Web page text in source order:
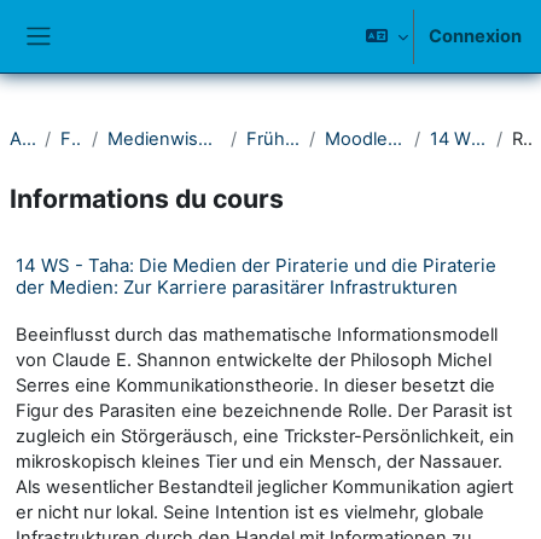
Connexion
Accueil Fakultät I Medienwissenschaftliches Seminar Frühere Semester Moodle-Kurse 2011-2015 14 Wintersemester Résumé
Informations du cours
14 WS - Taha: Die Medien der Piraterie und die Piraterie
der Medien: Zur Karriere parasitärer Infrastrukturen
Beeinflusst durch das mathematische Informationsmodell
von Claude E. Shannon entwickelte der Philosoph Michel
Serres eine Kommunikationstheorie. In dieser besetzt die
Figur des Parasiten eine bezeichnende Rolle. Der Parasit ist
zugleich ein Störgeräusch, eine Trickster-Persönlichkeit, ein
mikroskopisch kleines Tier und ein Mensch, der Nassauer.
Als wesentlicher Bestandteil jeglicher Kommunikation agiert
er nicht nur lokal. Seine Intention ist es vielmehr, globale